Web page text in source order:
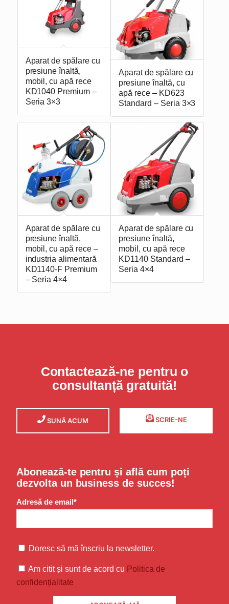
Aparat de spălare cu
presiune înaltă,
mobil, cu apă rece
KD1040 Premium –
Seria 3×3
Aparat de spălare cu
presiune înaltă, cu
apă rece – KD623
Standard – Seria 3×3
Aparat de spălare cu
presiune înaltă,
mobil, cu apă rece –
industria alimentară
KD1140-F Premium
– Seria 4×4
Aparat de spălare cu
presiune înaltă,
mobil, cu apă rece
KD1140 Standard –
Seria 4×4
Contactează-ne pentru o
consultanță gratuită!
SUNĂ ACUM SCRIE-NE
Abonează-te pentru și află cum poți
dezvolta un business de succes!
Adresă de email*
Doresc să mă înscriu la newsletter.
Am citit și sunt de acord cu Politica de
confidențialitate